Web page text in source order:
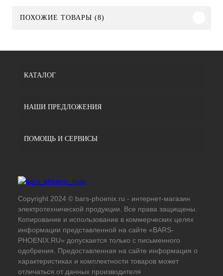
ПОХОЖИЕ ТОВАРЫ (8)
КАТАЛОГ
НАШИ ПРЕДЛОЖЕНИЯ
ПОМОЩЬ И СЕРВИСЫ
Copyright 2024 © bars-phoenix.ru - интернет-магазин
электротехнической продукции. Все права защищены.
Копирование и использование в коммерческих целях
информации представленной на сайте «BARS-
PHOENIX.RU» допускается только с письменного
одобрения. Предоставленная на сайте информация о
характеристиках и комплектности товаров может
отличаться от данных производителя